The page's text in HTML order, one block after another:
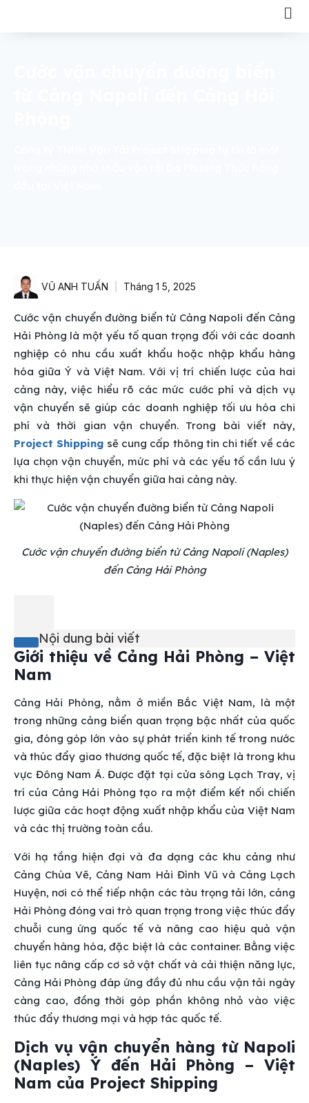
VŨ ANH TUẤN Tháng 1 5, 2025
Cước vận chuyển đường biển từ Cảng Napoli đến Cảng
Hải Phòng là một yếu tố quan trọng đối với các doanh
nghiệp có nhu cầu xuất khẩu hoặc nhập khẩu hàng
hóa giữa Ý và Việt Nam. Với vị trí chiến lược của hai
cảng này, việc hiểu rõ các mức cước phí và dịch vụ
vận chuyển sẽ giúp các doanh nghiệp tối ưu hóa chi
phí và thời gian vận chuyển. Trong bài viết này,
Project Shipping sẽ cung cấp thông tin chi tiết về các
lựa chọn vận chuyển, mức phí và các yếu tố cần lưu ý
khi thực hiện vận chuyển giữa hai cảng này.
Cước vận chuyển đường biển từ Cảng Napoli (Naples)
đến Cảng Hải Phòng
Nội dung bài viết
Giới thiệu về Cảng Hải Phòng – Việt
Nam
Cảng Hải Phòng, nằm ở miền Bắc Việt Nam, là một
trong những cảng biển quan trọng bậc nhất của quốc
gia, đóng góp lớn vào sự phát triển kinh tế trong nước
và thúc đẩy giao thương quốc tế, đặc biệt là trong khu
vực Đông Nam Á. Được đặt tại cửa sông Lạch Tray, vị
trí của Cảng Hải Phòng tạo ra một điểm kết nối chiến
lược giữa các hoạt động xuất nhập khẩu của Việt Nam
và các thị trường toàn cầu.
Với hạ tầng hiện đại và đa dạng các khu cảng như
Cảng Chùa Vẽ, Cảng Nam Hải Đình Vũ và Cảng Lạch
Huyện, nơi có thể tiếp nhận các tàu trọng tải lớn, cảng
Hải Phòng đóng vai trò quan trọng trong việc thúc đẩy
chuỗi cung ứng quốc tế và nâng cao hiệu quả vận
chuyển hàng hóa, đặc biệt là các container. Bằng việc
liên tục nâng cấp cơ sở vật chất và cải thiện năng lực,
Cảng Hải Phòng đáp ứng đầy đủ nhu cầu vận tải ngày
càng cao, đồng thời góp phần không nhỏ vào việc
thúc đẩy thương mại và hợp tác quốc tế.
Dịch vụ vận chuyển hàng từ Napoli
(Naples) Ý đến Hải Phòng – Việt
Nam của Project Shipping